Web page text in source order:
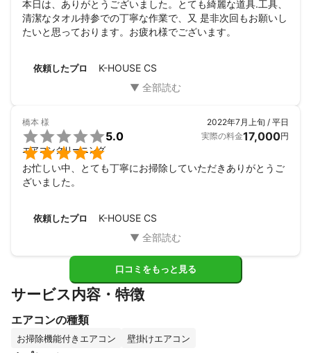
本日は、ありがとうございました。とても綺麗な道具.工具、
清潔なタオル持参での丁寧な作業で、又 是非次回もお願いし
たいと思っております。お疲れ様でございます。
依頼したプロ K-HOUSE CS
橋本 様


5.0
エアコンクリーニング
2022年7月上旬 / 平日
実際の料金17,000円
お忙しい中、とても丁寧にお掃除していただきありがとうご
ざいました。
依頼したプロ K-HOUSE CS
口コミをもっと見る
サービス内容・特徴
エアコンの種類
お掃除機能付きエアコン 壁掛けエアコン